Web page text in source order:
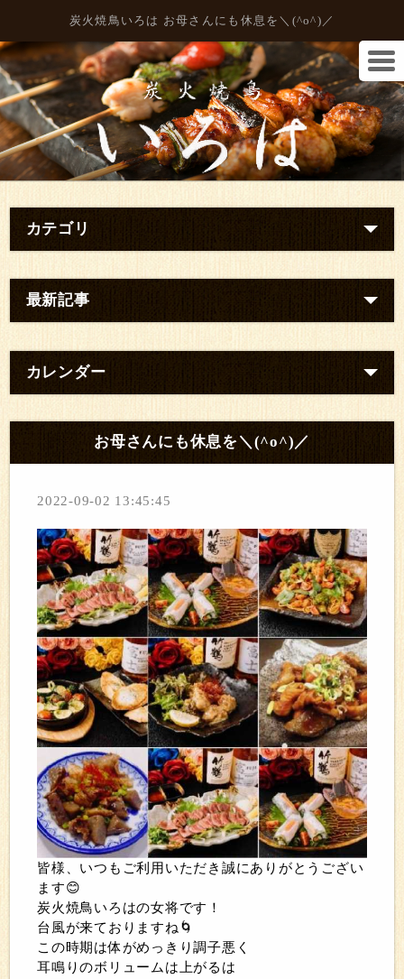
炭火焼鳥いろは お母さんにも休息を＼(^o^)／
カテゴリ
最新記事
カレンダー
お母さんにも休息を＼(^o^)／
2022-09-02 13:45:45
皆様、いつもご利用いただき誠にありがとうござい
ます😊
炭火焼鳥いろはの女将です！
台風が来ておりますね🌀
この時期は体がめっきり調子悪く
耳鳴りのボリュームは上がるは